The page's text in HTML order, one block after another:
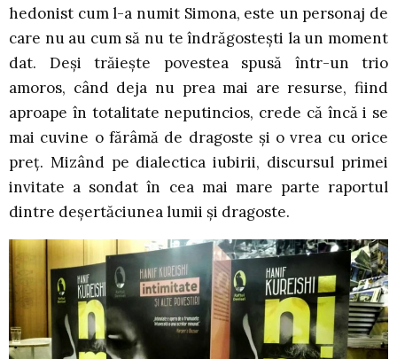
hedonist cum l-a numit Simona, este un personaj de
care nu au cum să nu te îndrăgostești la un moment
dat. Deși trăiește povestea spusă într-un trio
amoros, când deja nu prea mai are resurse, fiind
aproape în totalitate neputincios, crede că încă i se
mai cuvine o fărâmă de dragoste și o vrea cu orice
preț. Mizând pe dialectica iubirii, discursul primei
invitate a sondat în cea mai mare parte raportul
dintre deșertăciunea lumii și dragoste.